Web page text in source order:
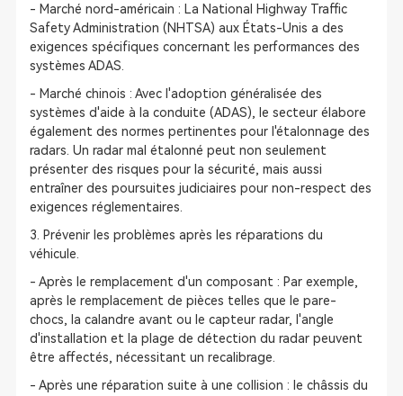
- Marché nord-américain : La National Highway Traffic
Safety Administration (NHTSA) aux États-Unis a des
exigences spécifiques concernant les performances des
systèmes ADAS.
- Marché chinois : Avec l'adoption généralisée des
systèmes d'aide à la conduite (ADAS), le secteur élabore
également des normes pertinentes pour l'étalonnage des
radars. Un radar mal étalonné peut non seulement
présenter des risques pour la sécurité, mais aussi
entraîner des poursuites judiciaires pour non-respect des
exigences réglementaires.
3. Prévenir les problèmes après les réparations du
véhicule.
- Après le remplacement d'un composant : Par exemple,
après le remplacement de pièces telles que le pare-
chocs, la calandre avant ou le capteur radar, l'angle
d'installation et la plage de détection du radar peuvent
être affectés, nécessitant un recalibrage.
- Après une réparation suite à une collision : le châssis du